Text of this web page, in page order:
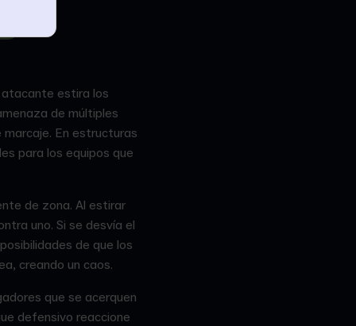
atacante estira los
de múltiples
En estructuras
para los equipos que
de zona. Al estirar
uno. Si se desvía el
de que los
creando un caos.
que se acerquen
defensivo reaccione